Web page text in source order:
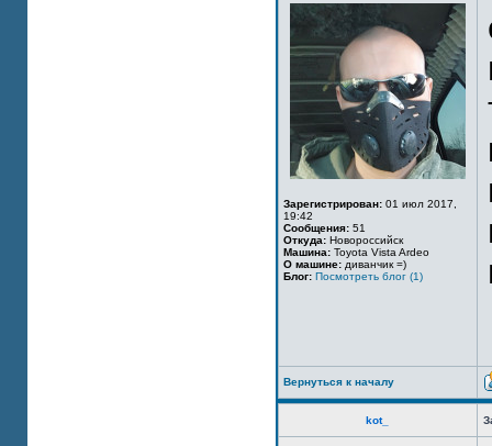
Зарегистрирован: 01 июл 2017,
19:42
Сообщения: 51
Откуда: Новороссийск
Машина: Toyota Vista Ardeo
О машине: диванчик =)
Блог: Посмотреть блог (1)
Вернуться к началу
kot_